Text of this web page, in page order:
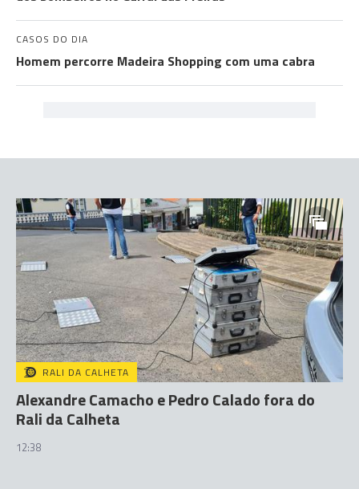
CASOS DO DIA
Homem percorre Madeira Shopping com uma cabra
RALI DA CALHETA
Alexandre Camacho e Pedro Calado fora do
Rali da Calheta
12:38